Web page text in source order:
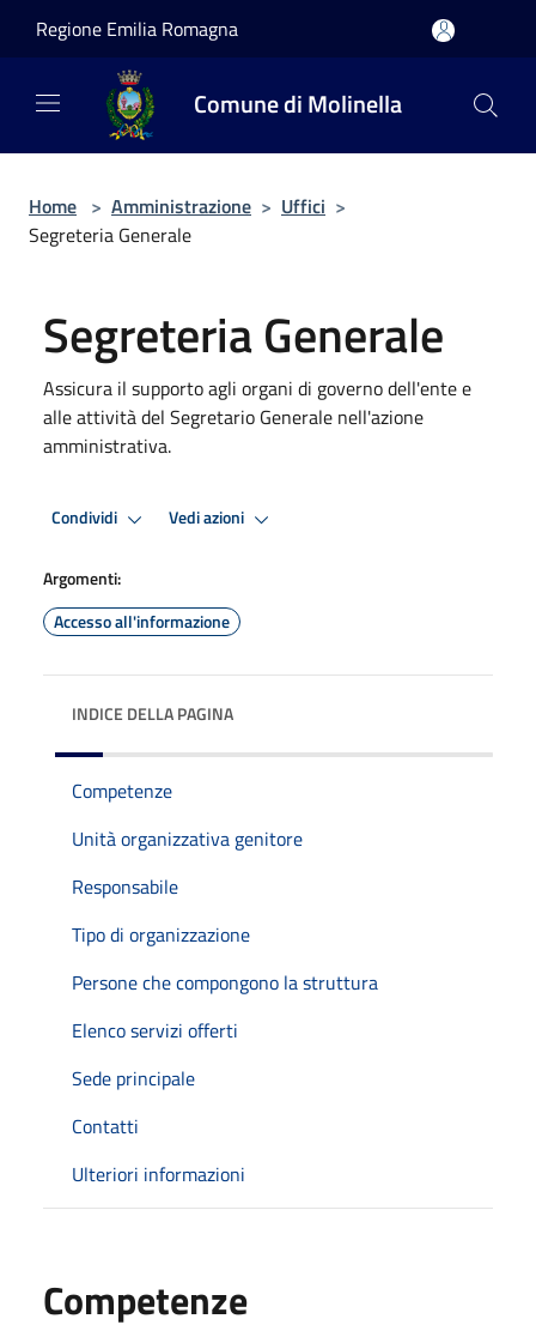
Regione Emilia Romagna
Comune di Molinella
Home > Amministrazione > Uffici >
Segreteria Generale
Segreteria Generale
Assicura il supporto agli organi di governo dell'ente e
alle attività del Segretario Generale nell'azione
amministrativa.
Condividi Vedi azioni
Argomenti:
Accesso all'informazione
INDICE DELLA PAGINA
Competenze
Unità organizzativa genitore
Responsabile
Tipo di organizzazione
Persone che compongono la struttura
Elenco servizi offerti
Sede principale
Contatti
Ulteriori informazioni
Competenze